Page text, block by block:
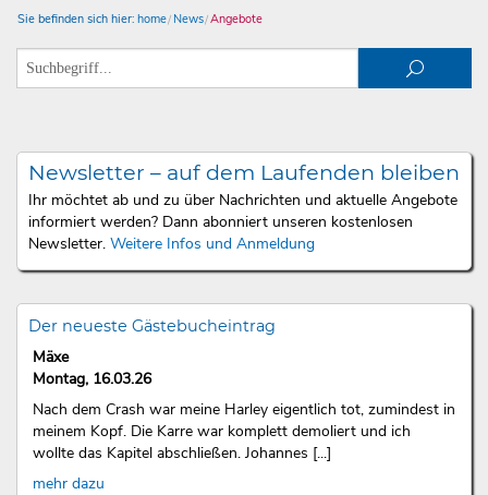
Sie befinden sich hier: home News Angebote
Newsletter – auf dem Laufenden bleiben
Ihr möchtet ab und zu über Nachrichten und aktuelle Angebote
informiert werden? Dann abonniert unseren kostenlosen
Newsletter. Weitere Infos und Anmeldung
Der neueste Gästebucheintrag
Mäxe
Montag, 16.03.26
Nach dem Crash war meine Harley eigentlich tot, zumindest in
meinem Kopf. Die Karre war komplett demoliert und ich
wollte das Kapitel abschließen. Johannes [...]
mehr dazu